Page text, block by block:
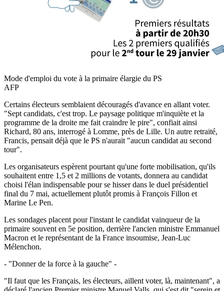
Mode d'emploi du vote à la primaire élargie du PS
AFP
Certains électeurs semblaient découragés d'avance en allant voter.
"Sept candidats, c'est trop. Le paysage politique m'inquiète et la
programme de la droite me fait craindre le pire", confiait ainsi
Richard, 80 ans, interrogé à Lomme, près de Lille. Un autre retraité,
Francis, pensait déjà que le PS n'aurait "aucun candidat au second
tour".
Les organisateurs espèrent pourtant qu'une forte mobilisation, qu'ils
souhaitent entre 1,5 et 2 millions de votants, donnera au candidat
choisi l'élan indispensable pour se hisser dans le duel présidentiel
final du 7 mai, actuellement plutôt promis à François Fillon et
Marine Le Pen.
Les sondages placent pour l'instant le candidat vainqueur de la
primaire souvent en 5e position, derrière l'ancien ministre Emmanuel
Macron et le représentant de la France insoumise, Jean-Luc
Mélenchon.
- "Donner de la force à la gauche" -
"Il faut que les Français, les électeurs, aillent voter, là, maintenant", a